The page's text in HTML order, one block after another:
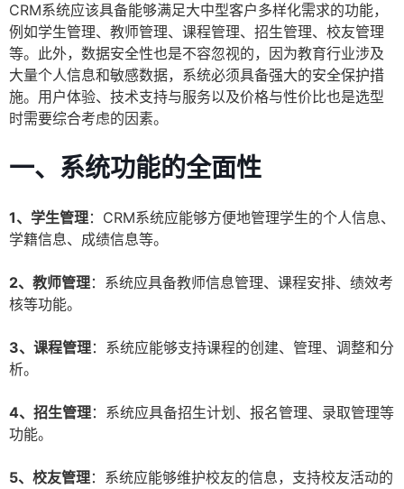
CRM系统应该具备能够满足大中型客户多样化需求的功能，
例如学生管理、教师管理、课程管理、招生管理、校友管理
等。此外，数据安全性也是不容忽视的，因为教育行业涉及
大量个人信息和敏感数据，系统必须具备强大的安全保护措
施。用户体验、技术支持与服务以及价格与性价比也是选型
时需要综合考虑的因素。
一、系统功能的全面性
1、学生管理：CRM系统应能够方便地管理学生的个人信息、
学籍信息、成绩信息等。
2、教师管理：系统应具备教师信息管理、课程安排、绩效考
核等功能。
3、课程管理：系统应能够支持课程的创建、管理、调整和分
析。
4、招生管理：系统应具备招生计划、报名管理、录取管理等
功能。
5、校友管理：系统应能够维护校友的信息，支持校友活动的